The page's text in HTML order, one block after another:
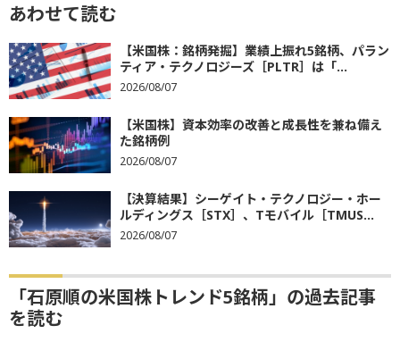
あわせて読む
【米国株：銘柄発掘】業績上振れ5銘柄、パラン
ティア・テクノロジーズ［PLTR］は「...
2026/08/07
【米国株】資本効率の改善と成長性を兼ね備え
た銘柄例
2026/08/07
【決算結果】シーゲイト・テクノロジー・ホー
ルディングス［STX］、Tモバイル［TMUS...
2026/08/07
「石原順の米国株トレンド5銘柄」の過去記事
を読む